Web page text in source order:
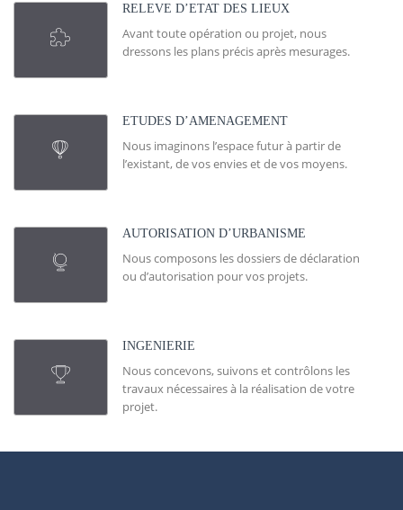
RELEVE D’ETAT DES LIEUX
Avant toute opération ou projet, nous
dressons les plans précis après mesurages.
ETUDES D’AMENAGEMENT
Nous imaginons l’espace futur à partir de
l’existant, de vos envies et de vos moyens.
AUTORISATION D’URBANISME
Nous composons les dossiers de déclaration
ou d’autorisation pour vos projets.
INGENIERIE
Nous concevons, suivons et contrôlons les
travaux nécessaires à la réalisation de votre
projet.